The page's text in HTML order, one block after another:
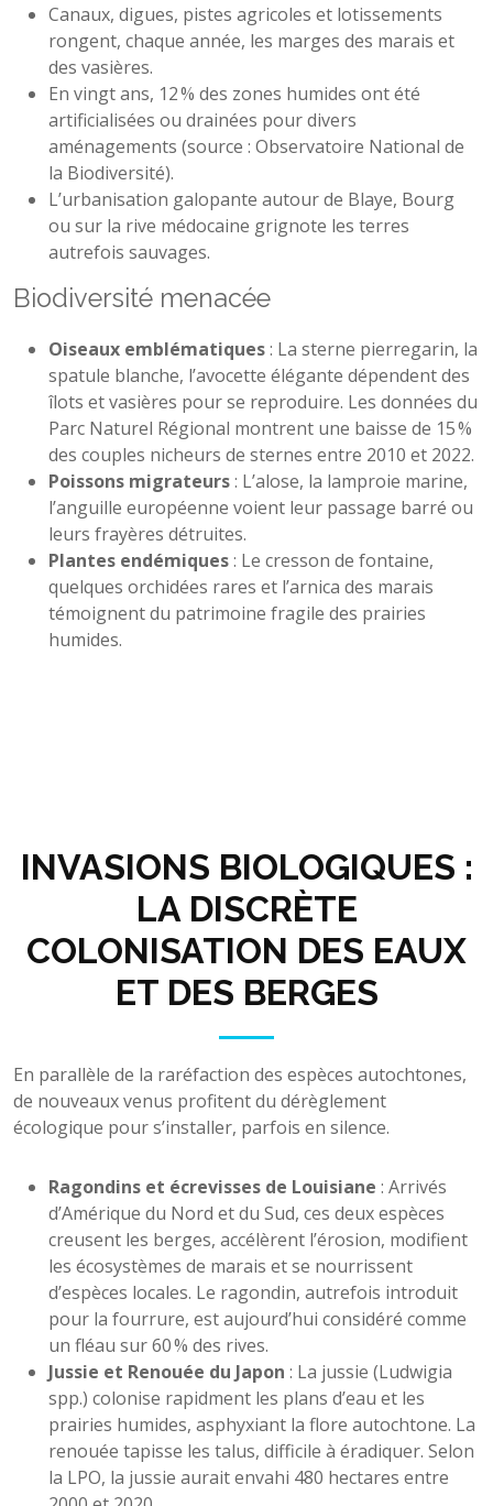
Canaux, digues, pistes agricoles et lotissements
rongent, chaque année, les marges des marais et
des vasières.
En vingt ans, 12 % des zones humides ont été
artificialisées ou drainées pour divers
aménagements (source : Observatoire National de
la Biodiversité).
L’urbanisation galopante autour de Blaye, Bourg
ou sur la rive médocaine grignote les terres
autrefois sauvages.
Biodiversité menacée
Oiseaux emblématiques: La sterne pierregarin, la
spatule blanche, l’avocette élégante dépendent des
îlots et vasières pour se reproduire. Les données du
Parc Naturel Régional montrent une baisse de 15 %
des couples nicheurs de sternes entre 2010 et 2022.
Poissons migrateurs: L’alose, la lamproie marine,
l’anguille européenne voient leur passage barré ou
leurs frayères détruites.
Plantes endémiques: Le cresson de fontaine,
quelques orchidées rares et l’arnica des marais
témoignent du patrimoine fragile des prairies
humides.
INVASIONS BIOLOGIQUES :
LA DISCRÈTE
COLONISATION DES EAUX
ET DES BERGES
En parallèle de la raréfaction des espèces autochtones,
de nouveaux venus profitent du dérèglement
écologique pour s’installer, parfois en silence.
Ragondins et écrevisses de Louisiane : Arrivés
d’Amérique du Nord et du Sud, ces deux espèces
creusent les berges, accélèrent l’érosion, modifient
les écosystèmes de marais et se nourrissent
d’espèces locales. Le ragondin, autrefois introduit
pour la fourrure, est aujourd’hui considéré comme
un fléau sur 60 % des rives.
Jussie et Renouée du Japon : La jussie (Ludwigia
spp.) colonise rapidment les plans d’eau et les
prairies humides, asphyxiant la flore autochtone. La
renouée tapisse les talus, difficile à éradiquer. Selon
la LPO, la jussie aurait envahi 480 hectares entre